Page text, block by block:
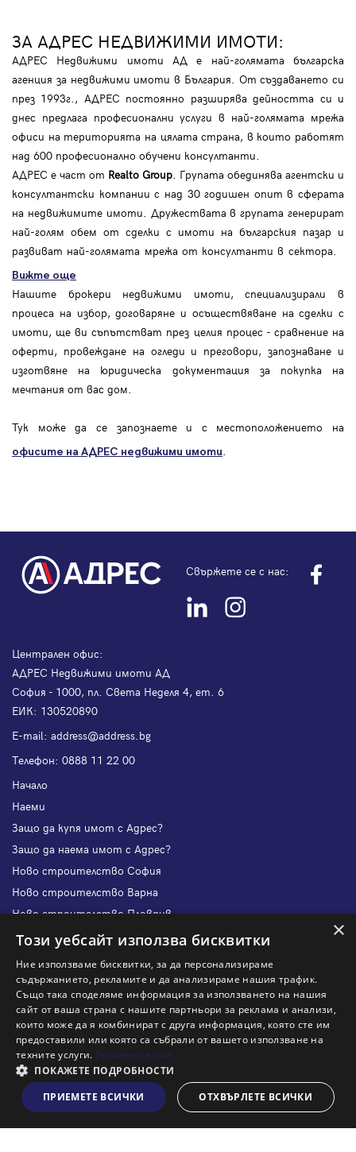
Виж на картата
ЗА АДРЕС НЕДВИЖИМИ ИМОТИ:
АДРЕС Недвижими имоти АД е най-голямата българска
агенция за недвижими имоти в България. От създаването си
през 1993г., АДРЕС постоянно разширява дейността си и
днес предлага професионални услуги в най-голямата мрежа
офиси на територията на цялата страна, в които работят
над 600 професионално обучени консултанти.
АДРЕС е част от Realto Group . Групата обединява агентски и
консултантски компании с над 30 годишен опит в сферата
на недвижимите имоти. Дружествата в групата генерират
най-голям обем от сделки с имоти на българския пазар и
развиват най-голямата мрежа от консултанти в сектора.
Вижте още
Нашите брокери недвижими имоти, специализирали в
процеса на избор, договаряне и осъществяване на сделки с
имоти, ще ви съпътстват през целия процес - сравнение на
оферти, провеждане на огледи и преговори, запознаване и
изготвяне на юридическа документация за покупка на
мечтания от вас дом.
Тук може да се запознаете и с местоположението на
офисите на АДРЕС недвижими имоти
Свържете се с нас:
Централен офис:
АДРЕС Недвижими имоти АД
София - 1000, пл. Света Неделя 4, ет. 6
ЕИК: 130520890
Е-mail: address@address.bg
Телефон: 0888 11 22 00
Начало
Наеми
Защо да купя имот с Адрес?
Защо да наема имот с Адрес?
Ново строителство София
Ново строителство Варна
Ново строителство Пловдив
Ново строителство Бургас
Защо да отдам имот с Адрес?
Наши офиси
Кариери
Кои сме ние?
Франчайз
Блог
Искаш ли да получаваш актуална информация за пазара
на недвижими имоти?
×
Този уебсайт използва бисквитки
Ние използваме бисквитки, за да персонализираме
съдържанието, рекламите и да анализираме нашия трафик.
Също така споделяме информация за използването на нашия
сайт от ваша страна с нашите партньори за реклама и анализи,
които може да я комбинират с друга информация, която сте им
предоставили или която са събрали от вашето използване на
техните услуги. Прочетете още
ПОКАЖЕТЕ ПОДРОБНОСТИ
ПРИЕМЕТЕ ВСИЧКИ
ОТХВЪРЛЕТЕ ВСИЧКИ